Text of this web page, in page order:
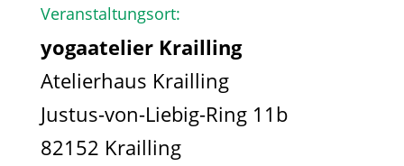
Veranstaltungsort:
yogaatelier Krailling
Atelierhaus Krailling
Justus-von-Liebig-Ring 11b
82152 Krailling